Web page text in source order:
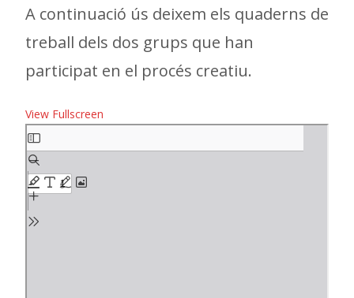
A continuació ús deixem els quaderns de
treball dels dos grups que han
participat en el procés creatiu.
View Fullscreen
Skip
to
PDF
content